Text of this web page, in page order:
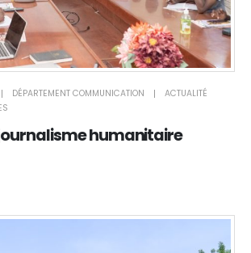
DÉPARTEMENT COMMUNICATION
ACTUALITÉ
humanitaire